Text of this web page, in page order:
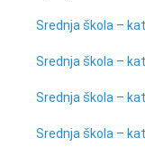
Srednja škola –
Srednja škola –
Srednja škola –
Srednja škola –